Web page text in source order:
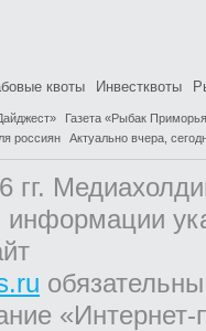
квоты Инвестквоты
Газета «Рыбак
россиян Актуально вчера,
гг.
информации